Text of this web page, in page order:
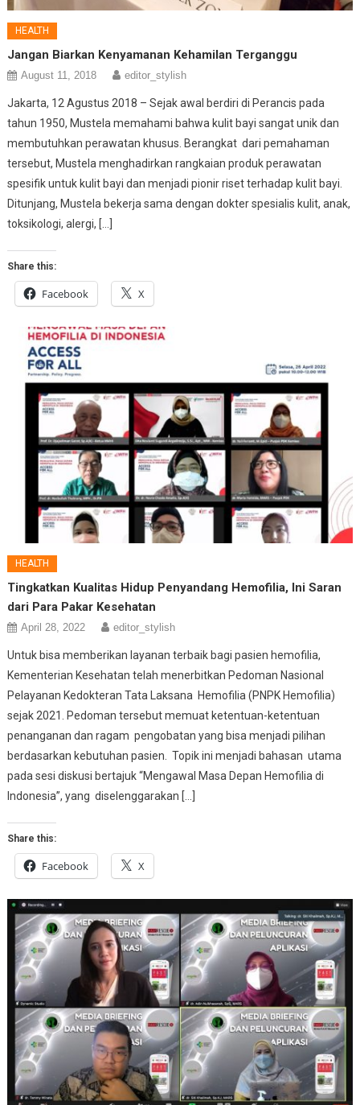
HEALTH
Jangan Biarkan Kenyamanan Kehamilan Terganggu
August 11, 2018 editor_stylish
Jakarta, 12 Agustus 2018 – Sejak awal berdiri di Perancis pada
tahun 1950, Mustela memahami bahwa kulit bayi sangat unik dan
membutuhkan perawatan khusus. Berangkat dari pemahaman
tersebut, Mustela menghadirkan rangkaian produk perawatan
spesifik untuk kulit bayi dan menjadi pionir riset terhadap kulit bayi.
Ditunjang, Mustela bekerja sama dengan dokter spesialis kulit, anak,
toksikologi, alergi, […]
Share this:
Facebook X
HEALTH
Tingkatkan Kualitas Hidup Penyandang Hemofilia, Ini Saran
dari Para Pakar Kesehatan
April 28, 2022 editor_stylish
Untuk bisa memberikan layanan terbaik bagi pasien hemofilia,
Kementerian Kesehatan telah menerbitkan Pedoman Nasional
Pelayanan Kedokteran Tata Laksana Hemofilia (PNPK Hemofilia)
sejak 2021. Pedoman tersebut memuat ketentuan-ketentuan
penanganan dan ragam pengobatan yang bisa menjadi pilihan
berdasarkan kebutuhan pasien. Topik ini menjadi bahasan utama
pada sesi diskusi bertajuk “Mengawal Masa Depan Hemofilia di
Indonesia”, yang diselenggarakan […]
Share this:
Facebook X